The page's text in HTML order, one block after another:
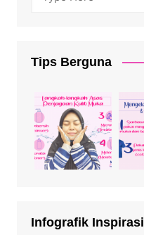
Tips Berguna
Infografik Inspirasi